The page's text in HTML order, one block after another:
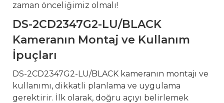
zaman önceliğimiz olmalı!
DS-2CD2347G2-LU/BLACK
Kameranın Montaj ve Kullanım
İpuçları
DS-2CD2347G2-LU/BLACK kameranın montajı ve
kullanımı, dikkatli planlama ve uygulama
gerektirir. İlk olarak, doğru açıyı belirlemek